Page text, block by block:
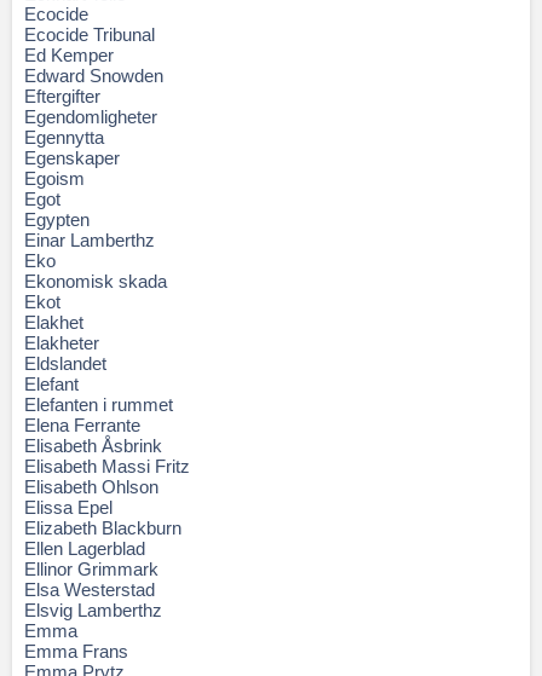
Ecocide
Ecocide Tribunal
Ed Kemper
Edward Snowden
Eftergifter
Egendomligheter
Egennytta
Egenskaper
Egoism
Egot
Egypten
Einar Lamberthz
Eko
Ekonomisk skada
Ekot
Elakhet
Elakheter
Eldslandet
Elefant
Elefanten i rummet
Elena Ferrante
Elisabeth Åsbrink
Elisabeth Massi Fritz
Elisabeth Ohlson
Elissa Epel
Elizabeth Blackburn
Ellen Lagerblad
Ellinor Grimmark
Elsa Westerstad
Elsvig Lamberthz
Emma
Emma Frans
Emma Prytz